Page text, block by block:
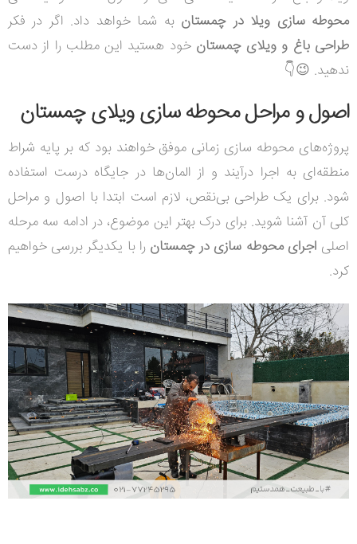
محوطه سازی ویلا در چمستان به شما خواهد داد. اگر در فکر
طراحی باغ و ویلای چمستان خود هستید این مطلب را از دست
ندهید. 😉👇
اصول و مراحل محوطه سازی ویلای چمستان
پروژه‌های محوطه سازی زمانی موفق خواهند بود که بر پایه شراط
منطقه‌ای به اجرا درآیند و از المان‌ها در جایگاه درست استفاده
شود. برای یک طراحی بی‌نقص، لازم است ابتدا با اصول و مراحل
کلی آن آشنا شوید. برای درک بهتر این موضوع، در ادامه سه مرحله
اصلی اجرای محوطه سازی در چمستان را با یکدیگر بررسی خواهیم
کرد.